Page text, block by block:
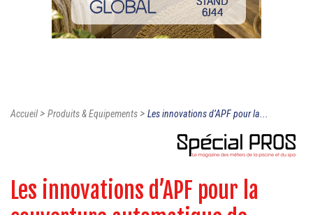
Accueil> Produits & Equipements> Les innovations d’APF pour la...
Les innovations d’APF pour la